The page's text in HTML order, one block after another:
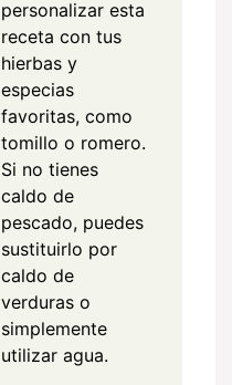
personalizar esta
receta con tus
hierbas y
especias
favoritas, como
tomillo o romero.
Si no tienes
caldo de
pescado, puedes
sustituirlo por
caldo de
verduras o
simplemente
utilizar agua.